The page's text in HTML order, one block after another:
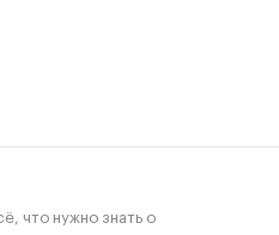
что нужно знать о